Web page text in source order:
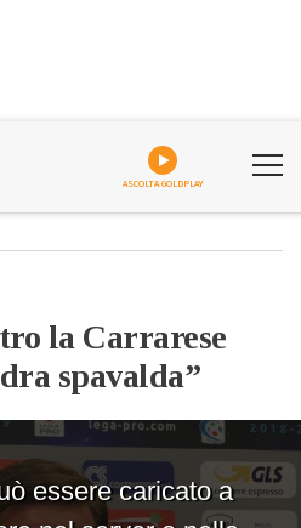
ASCOLTA GOLDPLAY
la Carrarese
spavalda”